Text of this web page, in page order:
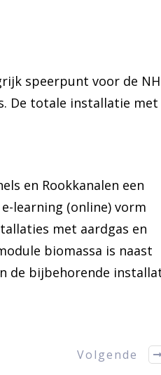
speerpunt voor de
De totale installatie met
en Rookkanalen een
learning (online) vorm
met aardgas en
biomassa is naast
de bijbehorende
Volgende